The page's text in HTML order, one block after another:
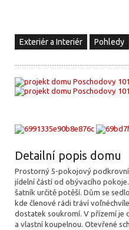
Exteriér a Interiér Pohledy
Detailní popis domu
Prostorný 5-pokojový
jídelní částí od obývacího
šatník určitě potěší. Dům se
kde členové rádi tráví
dostatek soukromí. V přízemí je
a vlastní koupelnou. Otevřené